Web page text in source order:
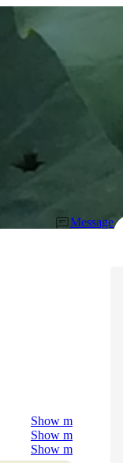
Message
Show more
Show more
Show more